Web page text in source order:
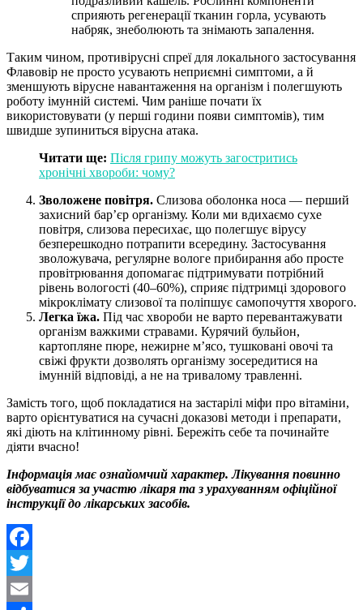
сприяють регенерації тканин горла, усувають
набряк, знеболюють та знімають запалення.
Таким чином, противірусні спреї для локального застосування
Флавовір не просто усувають неприємні симптоми, а й
зменшують вірусне навантаження на організм і полегшують
роботу імунній системі. Чим раніше почати їх
використовувати (у перші години появи симптомів), тим
швидше зупиниться вірусна атака.
Читати ще: Після грипу можуть загостритись
хронічні хвороби: чому?
Зволожене повітря. Слизова оболонка носа — перший
захисний бар’єр організму. Коли ми вдихаємо сухе
повітря, слизова пересихає, що полегшує вірусу
безперешкодно потрапити всередину. Застосування
зволожувача, регулярне вологе прибирання або просте
провітрювання допомагає підтримувати потрібний
рівень вологості (40–60%), сприяє підтримці здорового
мікроклімату слизової та поліпшує самопочуття хворого.
Легка їжа. Під час хвороби не варто перевантажувати
організм важкими стравами. Курячий бульйон,
картопляне пюре, нежирне м’ясо, тушковані овочі та
свіжі фрукти дозволять організму зосередитися на
імунній відповіді, а не на тривалому травленні.
Замість того, щоб покладатися на застарілі міфи про вітаміни,
варто орієнтуватися на сучасні доказові методи і препарати,
які діють на клітинному рівні. Бережіть себе та починайте
діяти вчасно!
Інформація має ознайомчий характер. Лікування повинно
відбуватися за участю лікаря та з урахуванням офіційної
інструкції до лікарських засобів.
Facebook
Twitter